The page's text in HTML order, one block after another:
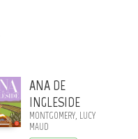
ANA DE
INGLESIDE
MONTGOMERY, LUCY
MAUD